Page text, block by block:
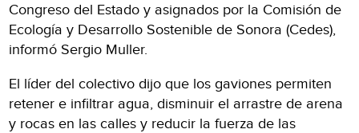
Congreso del Estado y asignados por la Comisión de
Ecología y Desarrollo Sostenible de Sonora (Cedes),
informó Sergio Muller.
El líder del colectivo dijo que los gaviones permiten
retener e infiltrar agua, disminuir el arrastre de arena
y rocas en las calles y reducir la fuerza de las